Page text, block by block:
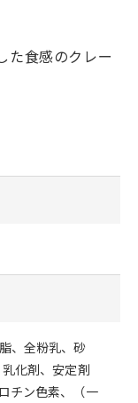
た食感のクレー
、全粉乳、砂
化剤、安定剤
チン色素、（一